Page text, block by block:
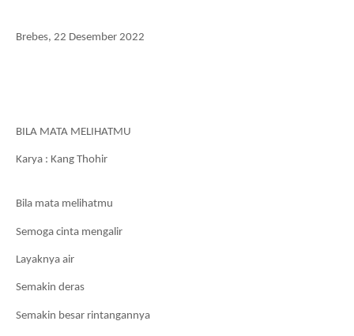
Brebes, 22 Desember 2022
BILA MATA MELIHATMU
Karya : Kang Thohir
Bila mata melihatmu
Semoga cinta mengalir
Layaknya air
Semakin deras
Semakin besar rintangannya